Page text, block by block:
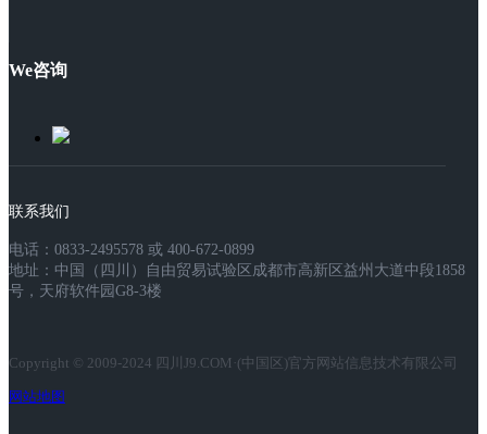
We咨询
联系我们
电话：0833-2495578 或 400-672-0899
地址：中国（四川）自由贸易试验区成都市高新区益州大道中段1858
号，天府软件园G8-3楼
Copyright © 2009-2024 四川J9.COM·(中国区)官方网站信息技术有限公司
网站地图